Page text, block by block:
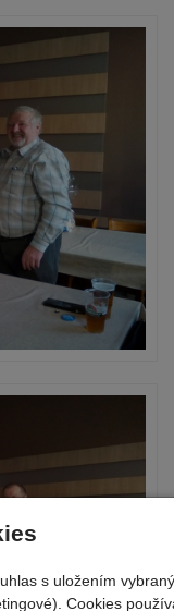
s uložením
Cookies